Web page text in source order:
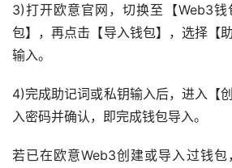
3)打开欧意官网，切换至【Web3
包】，再点击【导入钱包】，选择【
输入。
4)完成助记词或私钥输入后，进入【
入密码并确认，即完成钱包导入。
若已在欧意Web3创建或导入过钱